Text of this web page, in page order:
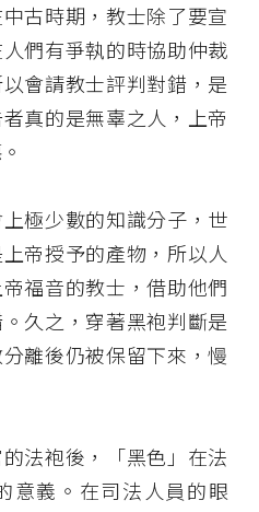
古時期，教士除了要宣
們有爭執的時協助仲裁
會請教士評判對錯，是
真的是無辜之人，上帝
極少數的知識分子，世
帝授予的產物，所以人
福音的教士，借助他們
久之，穿著黑袍判斷是
離後仍被保留下來，慢
法袍後，「黑色」在法
意義。在司法人員的眼